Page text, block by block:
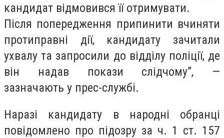
кандидат відмовився її отримувати.
Після попередження припинити вчиняти
протиправні дії, кандидату зачитали
ухвалу та запросили до відділу поліції, де
він надав покази слідчому”, —
зазначають у прес-службі.
Наразі кандидату в народні обранці
повідомлено про підозру за ч. 1 ст. 157